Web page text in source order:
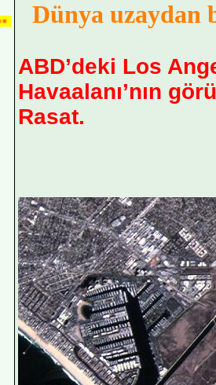
Dünya uzaydan
ABD’deki Los
Havaalanı’nın
Rasat.